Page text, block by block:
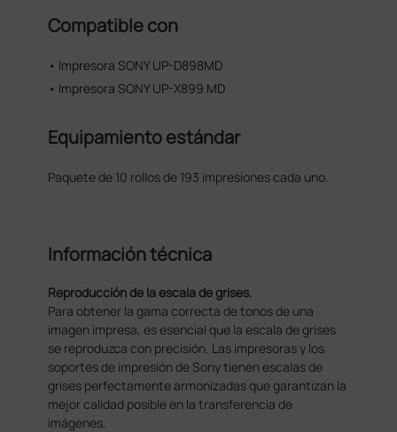
Compatible con
• Impresora SONY UP-D898MD
• Impresora SONY UP-X899 MD
Equipamiento estándar
Paquete de 10 rollos de 193 impresiones cada uno.
Información técnica
Reproducción de la escala de grises.
Para obtener la gama correcta de tonos de una
imagen impresa, es esencial que la escala de grises
se reproduzca con precisión. Las impresoras y los
soportes de impresión de Sony tienen escalas de
grises perfectamente armonizadas que garantizan la
mejor calidad posible en la transferencia de
imágenes.